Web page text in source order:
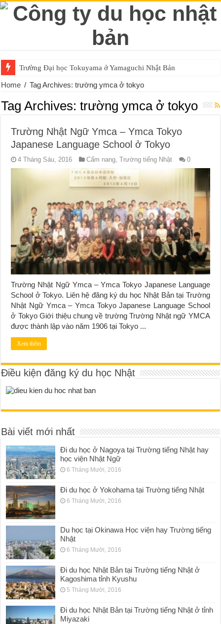
Trường Đại học Tokuyama ở Yamaguchi Nhật Bản
Home / Tag Archives: trường ymca ở tokyo
Tag Archives:trường ymca ở tokyo
Trường Nhật Ngữ Ymca – Ymca Tokyo
Japanese Language School ở Tokyo
4 Tháng Sáu, 2016 Cẩm nang,Trường tiếng Nhật 0
Trường Nhật Ngữ Ymca – Ymca Tokyo Japanese Language
School ở Tokyo. Liên hệ đăng ký du học Nhật Bản tại Trường
Nhật Ngữ Ymca – Ymca Tokyo Japanese Language School
ở Tokyo Giới thiệu chung về trường Trường Nhật ngữ YMCA
được thành lập vào năm 1906 tại Tokyo ...
Xem thêm
Điều kiện đăng ký du học Nhật
Bài viết mới nhất
Đi du học ở Nagoya tại Trường tiếng Nhật hay
học viện Nhật Ngữ
6 Tháng Mười, 2016
Đi du học ở Yokohama tại Trường tiếng Nhật
6 Tháng Mười, 2016
Du học tại Okinawa Học viện hay Trường tiếng
Nhật
6 Tháng Mười, 2016
Đi du học Nhật Bản tại Trường tiếng Nhật ở
Kagoshima tỉnh Kyushu
5 Tháng Mười, 2016
Đi du học Nhật Bản tại Trường tiếng Nhật ở tỉnh
Miyazaki